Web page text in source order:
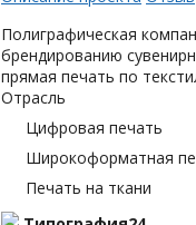
Полиграфическая
брендированию
прямая печать по
Отрасль
Цифровая печать
Широкоформатная
Печать на ткани